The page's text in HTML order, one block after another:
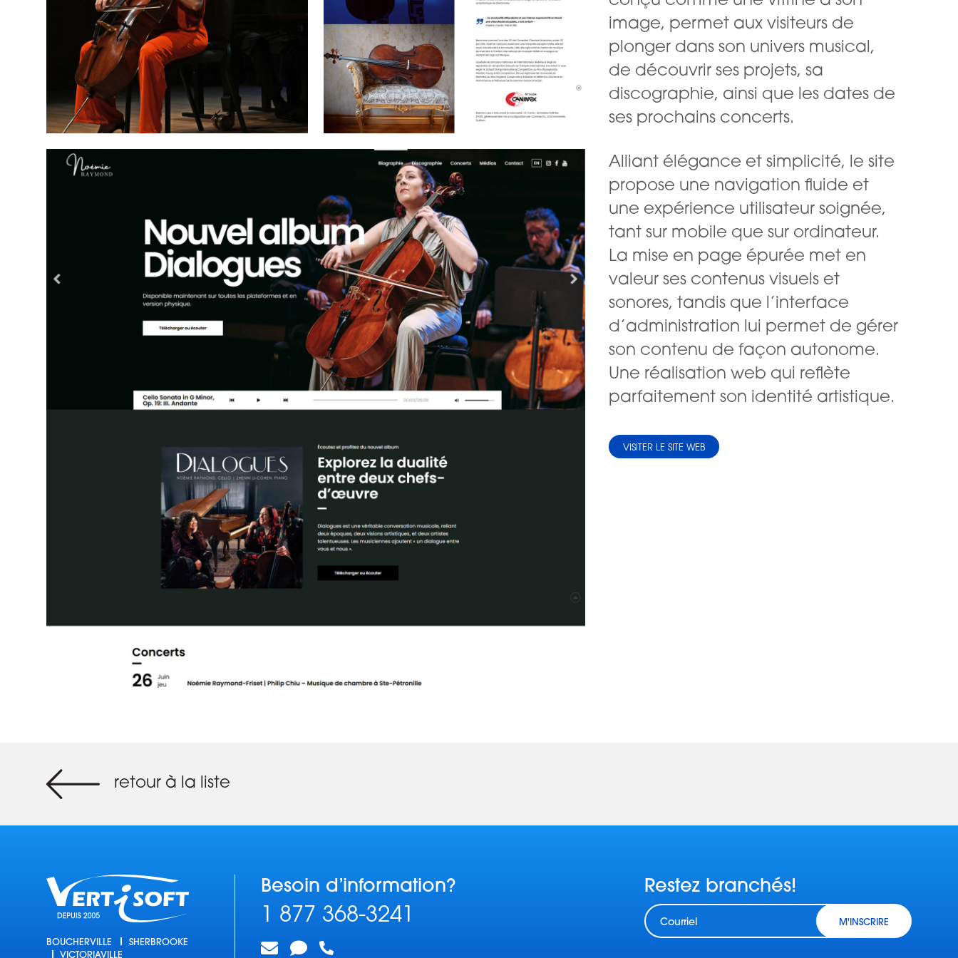
image, permet aux visiteurs de
plonger dans son univers musical,
de découvrir ses projets, sa
discographie, ainsi que les dates de
ses prochains concerts.
Alliant élégance et simplicité, le site
propose une navigation fluide et
une expérience utilisateur soignée,
tant sur mobile que sur ordinateur.
La mise en page épurée met en
valeur ses contenus visuels et
sonores, tandis que l’interface
d’administration lui permet de gérer
son contenu de façon autonome.
Une réalisation web qui reflète
parfaitement son identité artistique.
VISITER LE SITE WEB
retour à la liste
BOUCHERVILLE
SHERBROOKE
VICTORIAVILLE
Besoin d’information?
1 877 368-3241
Restez branchés!